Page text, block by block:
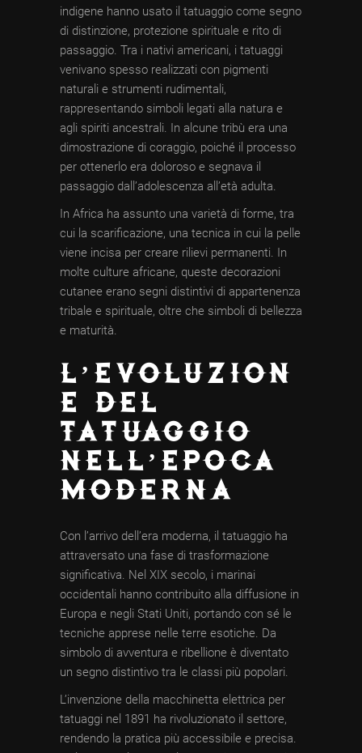
indigene hanno usato il tatuaggio come segno
di distinzione, protezione spirituale e rito di
passaggio. Tra i nativi americani, i tatuaggi
venivano spesso realizzati con pigmenti
naturali e strumenti rudimentali,
rappresentando simboli legati alla natura e
agli spiriti ancestrali. In alcune tribù era una
dimostrazione di coraggio, poiché il processo
per ottenerlo era doloroso e segnava il
passaggio dall’adolescenza all’età adulta.
In Africa ha assunto una varietà di forme, tra
cui la scarificazione, una tecnica in cui la pelle
viene incisa per creare rilievi permanenti. In
molte culture africane, queste decorazioni
cutanee erano segni distintivi di appartenenza
tribale e spirituale, oltre che simboli di bellezza
e maturità.
L’EVOLUZION
E DEL
TATUAGGIO
NELL’EPOCA
MODERNA
Con l’arrivo dell’era moderna, il tatuaggio ha
attraversato una fase di trasformazione
significativa. Nel XIX secolo, i marinai
occidentali hanno contribuito alla diffusione in
Europa e negli Stati Uniti, portando con sé le
tecniche apprese nelle terre esotiche. Da
simbolo di avventura e ribellione è diventato
un segno distintivo tra le classi più popolari.
L’invenzione della macchinetta elettrica per
tatuaggi nel 1891 ha rivoluzionato il settore,
rendendo la pratica più accessibile e precisa.